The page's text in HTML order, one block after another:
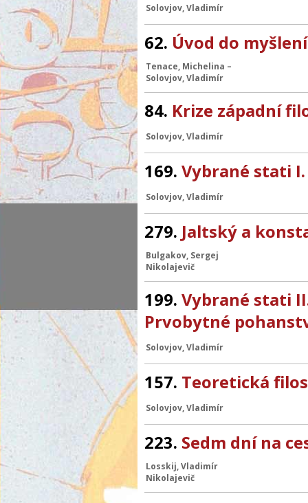
Solovjov, Vladimír
62. Úvod do
Tenace, Michelina –
Solovjov, Vladimír
84. Krize západní
Solovjov, Vladimír
169. Vybrané stati
Solovjov, Vladimír
279. Jaltský a
Bulgakov, Sergej
Nikolajevič
199. Vybrané stati
Prvobytné
Solovjov, Vladimír
157. Teoretická
Solovjov, Vladimír
223. Sedm dní na
Losskij, Vladimír
Nikolajevič